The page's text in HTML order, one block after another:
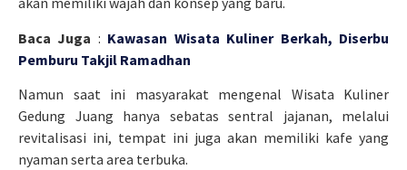
Baca Juga : Kawasan Wisata Kuliner Berkah, Diserbu
Pemburu Takjil Ramadhan
Namun saat ini masyarakat mengenal Wisata Kuliner
Gedung Juang hanya sebatas sentral jajanan, melalui
revitalisasi ini, tempat ini juga akan memiliki kafe yang
nyaman serta area terbuka.